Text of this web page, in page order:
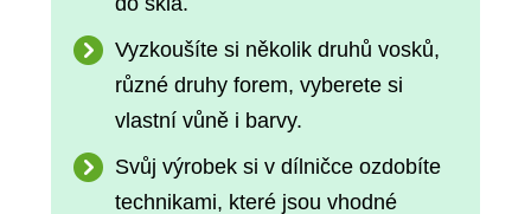
Vyzkoušíte si několik druhů vosků,
různé druhy forem, vyberete si
vlastní vůně i barvy.
Svůj výrobek si v dílničce ozdobíte
technikami, které jsou vhodné